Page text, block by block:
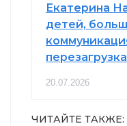
Екатерина
детей,
20.07.2026
ЧИТАЙТЕ ТАКЖЕ: